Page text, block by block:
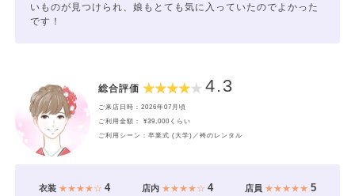
いものが見つけられ、娘もとても気に入っていたのでよかった
です！
総合評価 4.3
ご来店日時：2026年07月頃
ご利用金額： ¥39,000くらい
ご利用シーン：卒業式 (大学)／袴のレンタル
衣装★★★★☆ 4 店内★★★★☆ 4 店員 ★★★★★5